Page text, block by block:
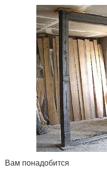
Вам понадобится